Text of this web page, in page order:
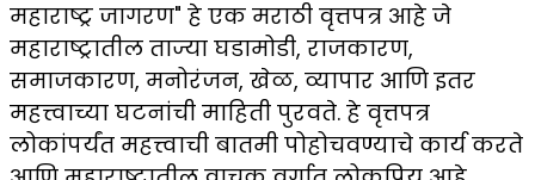
महाराष्ट्र जागरण" हे एक मराठी वृत्तपत्र आहे जे
महाराष्ट्रातील ताज्या घडामोडी, राजकारण,
समाजकारण, मनोरंजन, खेळ, व्यापार आणि इतर
महत्त्वाच्या घटनांची माहिती पुरवते. हे वृत्तपत्र
लोकांपर्यंत महत्त्वाची बातमी पोहोचवण्याचे कार्य करते